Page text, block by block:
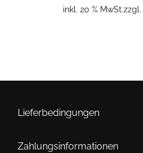
inkl. 20 % MwSt.zzgl.
Lieferbedingungen
Zahlungsinformationen